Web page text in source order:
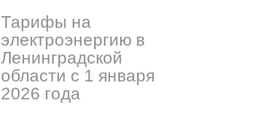
Тарифы на
электроэнергию в
Ленинградской
области с 1 января
2026 года